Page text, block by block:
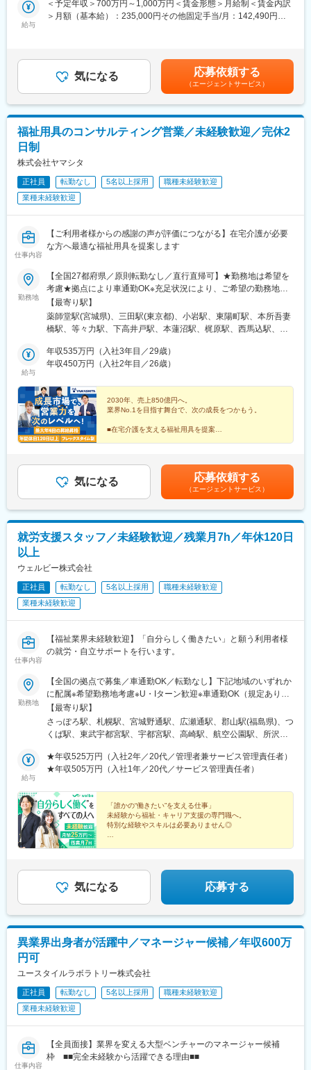
決していくので、幅広い知識が身につき、やりがいがあるお仕事
・1年後…まずはナリコマの会社のことをしっかりと知っていただ
き、ナリコマの厨房運営について理解していただきます。その上
で、独り立ちして顧客の管理がしっかりとできるようになり、既
るようになっていただく想定です。
・3年後…既存顧客の決裁者との関係性構築、新規営業の同行で営
業のお手伝いができるよになっていただきます。管理職を目指
になっていただく想定です。
変更の範囲：限定なし
■職務内容：
〇新規施設の立ち上げ、スタッフ採用・管理・教育・離職防止、
ど、連携先の開拓)
〇稼働、人員配置、コンプライアンスという3つの経営指標に基づ
く数字軸を中核にしたマネジメント
〇イノベーティブな企画・取り組みなどを通じてブランディング
の強化
【上位職へステップアップできます！】
5施設程度の施設を管理する『エリアマネージャー』（月給50万
円～）
↓
事業部門の責任者やグループ内の経営を担う『シニアマネージャ
へステップアップしていくことができます！ぜひチャレンジして
ください！
「障がい福祉サービスの新しい風を創る」というミッションを掲
げ、「Innovation」と「Novel」を融合させた先進的なアプローチ
と温かみのある支援を両立させることで、新しい福祉サービスを
展開しております。
・相談支援事業
・児童発達支援事業
・放課後等デイサービス
・就労継続支援事業
・共同生活援助事業
・短期入所事業／日中一時支援事業
・地域生活支援拠点事業
給与
＜予定年収＞700万円～1,000万円＜賃金形態＞月給制＜賃金内訳
＞月額（基本給）：235,000円その他固定手当/月：142,490円固
給与補足＞【上位職へステップアップできます！】5施設程度の施
設を管理する『エリアマネージャー』（月給50万円～） ↓事業部
門の責任者やグループ内の経営を担う『シニアマネージャー』
（年収1,500万円も可能）へステップアップしていくことができま
す！ぜひチャレンジしてください！賃金はあくまでも目安の金額
であり、選考を通じて上下する可能性があります。月給(月額)は固
気になる 応募依頼する
（エージェントサービス）
福祉用具のコンサルティング営業／未経験歓迎／完休2
日制
株式会社ヤマシタ
正社員 転勤なし 5名以上採用
職種未経験歓迎
業種未経験歓迎
仕事内容
【ご利用者様からの感謝の声が評価につながる】在宅介護が必要
な方へ最適な福祉用具を提案します
勤務地
【全国27都府県／原則転勤なし／直行直帰可】★勤務地は希望を
考慮★拠点により車通勤OK※充足状況により、ご希望の勤務地で
の募集が終了している場合があります。※転居を伴う転勤の有無
は、半年ごとに希望を伺い、選択いただけます。■東北■・宮城県
（仙台市）■関東■・東京都（東京23区など）・神奈川県（横浜市
城県（水戸市）・栃木県（宇都宮市／足利市）・群馬県（前橋
市）■東海■・愛知県（名古屋市／豊田市／豊橋市／小牧市）・静
阜市）・三重県（四日市市）■信越・北陸■・長野県（長野市）・
山梨県（甲府市）・石川県（金沢市）・富山県（富山市）・福井
県（福井市）■関西■・大阪府・兵庫県（神戸市／尼崎市／姫路
市）・京都府（京都市）・奈良県（奈良市／天理市）・滋賀県
（大津市／彦根市）・和歌山県（和歌山市／田辺市）■中国■・広
九州■・福岡県（福岡市）
【最寄り駅】
薬師堂駅(宮城県)、三田駅(東京都)、小岩駅、東陽町駅、本所吾妻
橋駅、等々力駅、下高井戸駅、本蓮沼駅、梶原駅、西馬込駅、練
調布駅、田無駅、新横浜駅、上大岡駅、二俣川駅、武蔵新城駅、
鷺沼駅、湘南深沢駅、淵野辺駅、南林間駅、南浦和駅、大宮駅(埼
駅、おゆみ野駅、市川駅、動物公園駅、常陸青柳駅、駅東公園前
駅、足利駅、前橋大島駅、黄金駅(愛知県)、黒川駅(愛知県)、笠寺
駅、本山駅(愛知県)、土橋駅(愛知県)、市役所前駅(愛知県)、岩倉
駅(愛知県)、静岡駅、大岡駅(静岡県)、富士駅、藤枝駅、天竜川
駅、細畑駅、中川原駅、安茂里駅、酒折駅、西金沢駅、南富山
府)、新金岡駅、藤井寺駅、東部市場前駅、南吹田駅、大開駅、立
花駅、飾磨駅、竹田駅(京都府)、北山駅(京都府)、上桂駅、前栽
駅、尼ケ辻駅、瀬田駅(滋賀県)、ひこね芹川駅、六十谷駅、紀伊新
駅、布田駅、港南中央駅、矢部駅、川越市駅、市川真間駅、本笠
寺駅、名古屋大学駅、札木駅、鴫野駅、高鷲駅、新開地駅、西観
駅(愛知県)、豊橋公園前駅、上沢駅
給与
年収535万円（入社3年目／29歳）
年収450万円（入社2年目／26歳）
2030年、売上850億円へ。
業界No.1を目指す舞台で、次の成長をつかもう。
■在宅介護を支える福祉用具を提案
■20～30代活躍中
気になる 応募依頼する
（エージェントサービス）
就労支援スタッフ／未経験歓迎／残業月7h／年休120日
以上
ウェルビー株式会社
正社員 転勤なし 5名以上採用
職種未経験歓迎
業種未経験歓迎
仕事内容
【福祉業界未経験歓迎】「自分らしく働きたい」と願う利用者様
の就労・自立サポートを行います。
勤務地
【全国の拠点で募集／車通勤OK／転勤なし】下記地域のいずれか
に配属※希望勤務地考慮※U・Iターン歓迎※車通勤OK（規定あり）
■北海道・東北北海道、宮城、福島■関東茨城、栃木、群馬、埼
玉、千葉、東京、神奈川 ■中部新潟、富山、石川、長野、岐阜、
静岡、愛知■近畿三重、滋賀、京都、大阪、兵庫、奈良、和歌山 ■
熊本、大分、宮崎、鹿児島、沖縄＼新規開所予定センター／■R三
宮／神戸市中央区御幸通6-1-20■津駅前／津市栄町3-142-1■ウェ
本八幡／市川市南八幡4-15-15■三田駅前／三田市駅前町1-38■泉
佐野／大阪府泉佐野市上町3-3-18■佐賀／佐賀市駅前中央1-7-1■つ
くば／つくば市吾妻1-10-1■相模大野／相模原市南区相模大野3-
19-13■新横浜西口／横浜市神奈川区鶴屋町2-2-17■宮崎橘通／宮
崎市橘通東4-1-2※いずれも開所予定となります。◎受動喫煙対策
【最寄り駅】
さっぽろ駅、札幌駅、宮城野通駅、広瀬通駅、郡山駅(福島県)、つ
くば駅、東武宇都宮駅、宇都宮駅、高崎駅、航空公園駅、所沢
加駅、春日部駅、西船橋駅、松戸駅、京成千葉駅、千葉駅、本八
幡駅(総武線)、秋葉原駅、三鷹駅、北千住駅、町田駅、錦糸町駅、
駅、新横浜駅、本厚木駅、藤沢駅、溝の口駅、上大岡駅、戸塚
駅、横須賀中央駅、川崎駅、京急川崎駅、平塚駅、向ケ丘遊園
駅、橋本駅(神奈川県)、相模大野駅、横浜駅、新潟駅、電気ビル前
駅、北鉄金沢駅、松本駅、長野駅、名鉄岐阜駅、静岡駅、新浜松
駅、浜北駅、沼津駅、名鉄名古屋駅、名古屋駅、今池駅(愛知県)、
駅、四条駅(京都市営)、烏丸駅、京都河原町駅、西院駅(阪急線)、
桃山御陵前駅、烏丸御池駅、大阪阿部野橋駅、大阪駅、新大阪
駅、新王寺駅、和歌山市駅、岡山駅前駅、倉敷市駅、横川一丁目
駅、稲荷町駅(広島県)、広島駅、福山駅、呉駅、銀山町駅、西条駅
駅(福岡県)、黒崎駅、西鉄久留米駅、戸畑駅、佐賀駅、八千代町
駅、水道町駅、新水前寺駅前駅、熊本駅前駅、古国府駅、宮崎
駅、高見橋駅、県庁前駅(沖縄県)、大通駅、榴ケ岡駅、あおば通
駅、南越谷駅、朝霞台駅、本川越駅、八木崎駅、京成西船駅、本
前駅、西松本駅、市役所前駅(長野県)、岐阜駅、新静岡駅、浜松
駅、近鉄名古屋駅、千種駅、東別院駅、近鉄四日市駅、大津駅、
給与
★年収525万円（入社2年／20代／管理者兼サービス管理責任者）
★年収505万円（入社1年／20代／サービス管理責任者）
「誰かの“働きたい”を支える仕事」
未経験から福祉・キャリア支援の専門職へ。
特別な経験やスキルは必要ありません◎
気になる 応募する
異業界出身者が活躍中／マネージャー候補／年収600万
円可
ユースタイルラボラトリー株式会社
正社員 転勤なし 5名以上採用
職種未経験歓迎
業種未経験歓迎
仕事内容
【全員面接】業界を変える大型ベンチャーのマネージャー候補
枠 ■■完全未経験から活躍できる理由■■